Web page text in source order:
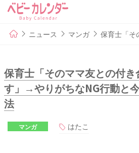
ニュース マンガ 保育士「そ
保育士「そのママ友との付
す」→やりがちなNG行動と
法
マンガ
はたこ